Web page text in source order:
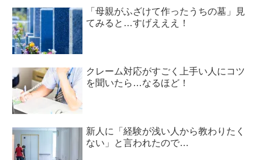
「母親がふざけて作ったうちの墓」見
てみると…すげえええ！
クレーム対応がすごく上手い人にコツ
を聞いたら…なるほど！
新人に「経験が浅い人から教わりたく
ない」と言われたので…